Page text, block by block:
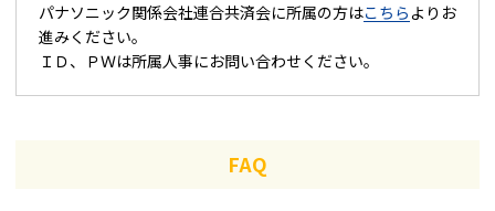
パナソニック関係会社連合共済会に所属の方はこちら よりお
進みください。
ＩＤ、ＰＷは所属人事にお問い合わせください。
FAQ